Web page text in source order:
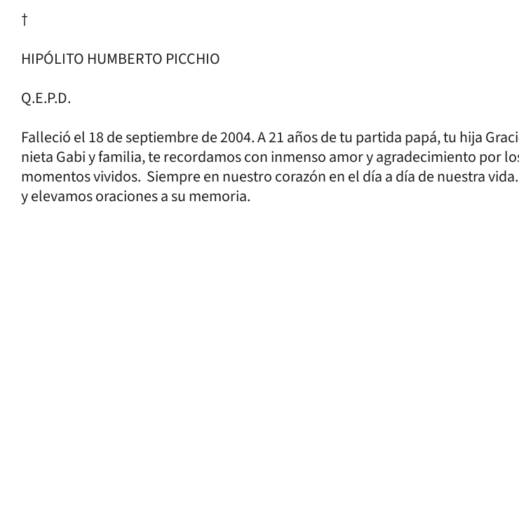
†
HIPÓLITO HUMBERTO PICCHIO
Q.E.P.D.
Falleció el 18 de septiembre de 2004. A 21 años de tu partida papá, tu hija
nieta Gabi y familia, te recordamos con inmenso amor y agradecimiento por
momentos vividos. Siempre en nuestro corazón en el día a día de nuestra
y elevamos oraciones a su memoria.